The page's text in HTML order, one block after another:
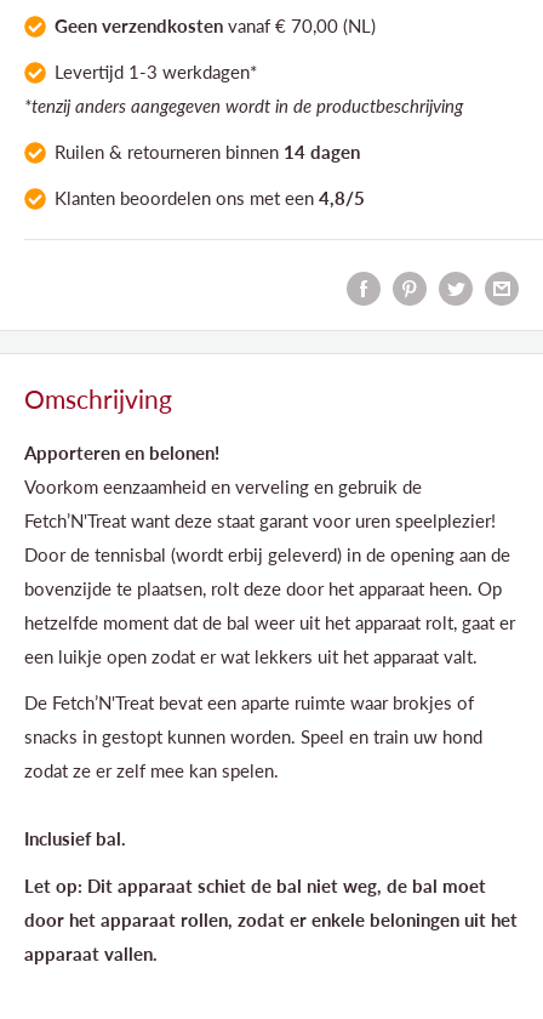
Geen verzendkosten vanaf € 70,00 (NL)
Levertijd 1-3 werkdagen*
*tenzij anders aangegeven wordt in de productbeschrijving
Ruilen & retourneren binnen 14 dagen
Klanten beoordelen ons met een 4,8/5
Omschrijving
Apporteren en belonen!
Voorkom eenzaamheid en verveling en gebruik de
Fetch’N'Treat want deze staat garant voor uren speelplezier!
Door de tennisbal (wordt erbij geleverd) in de opening aan de
bovenzijde te plaatsen, rolt deze door het apparaat heen. Op
hetzelfde moment dat de bal weer uit het apparaat rolt, gaat er
een luikje open zodat er wat lekkers uit het apparaat valt.
De Fetch’N'Treat bevat een aparte ruimte waar brokjes of
snacks in gestopt kunnen worden. Speel en train uw hond
zodat ze er zelf mee kan spelen.
Inclusief bal.
Let op: Dit apparaat schiet de bal niet weg, de bal moet
door het apparaat rollen, zodat er enkele beloningen uit het
apparaat vallen.